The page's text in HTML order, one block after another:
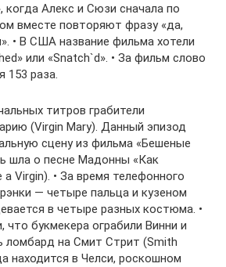
когда Алекс и Сюзи сначала по
вместе повторяют фразу «да,
• В США название фильма хотели
или «Snatch`d». • За фильм слово
153 раза.
титров грабители
(Virgin Mary). Данный эпизод
сцену из фильма «Бешеные
шла о песне Мадонны «Как
Virgin). • За время телефонного
— четыре пальца и кузеном
в четыре разных костюма. •
что букмекера ограбили Винни и
ломбард на Смит Стрит (Smith
находится в Челси, роскошном